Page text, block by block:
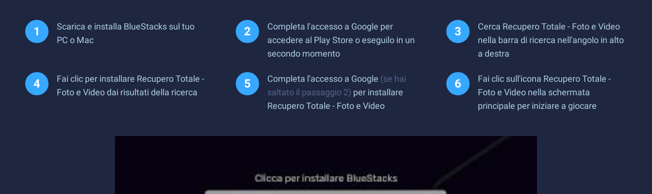
Scarica e installa BlueStacks sul tuo
PC o Mac
Completa l'accesso a Google per
accedere al Play Store o eseguilo in un
secondo momento
Cerca Recupero Totale - Foto e Video
nella barra di ricerca nell'angolo in alto
a destra
Fai clic per installare Recupero Totale -
Foto e Video dai risultati della ricerca
Completa l'accesso a Google (se hai
saltato il passaggio 2) per installare
Recupero Totale - Foto e Video
Fai clic sull'icona Recupero Totale -
Foto e Video nella schermata
principale per iniziare a giocare